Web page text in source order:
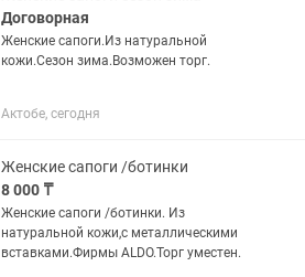
Договорная
Женские сапоги.Из натуральной
кожи.Сезон зима.Возможен торг.
Актобе, сегодня
Женские сапоги /ботинки
8 000 ₸
Женские сапоги /ботинки. Из
натуральной кожи,с металлическими
вставками.Фирмы ALDO.Торг уместен.